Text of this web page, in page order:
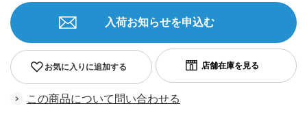
お気に入りに追加する
入荷お知らせを申込む
この商品について問い合わせる